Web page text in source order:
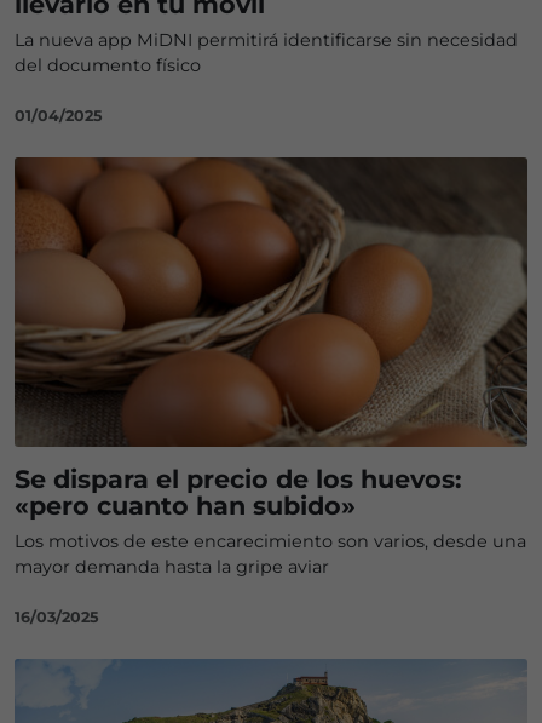
La nueva app MiDNI permitirá identificarse sin necesidad
del documento físico
01/04/2025
Se dispara el precio de los huevos:
«pero cuanto han subido»
Los motivos de este encarecimiento son varios, desde una
mayor demanda hasta la gripe aviar
16/03/2025